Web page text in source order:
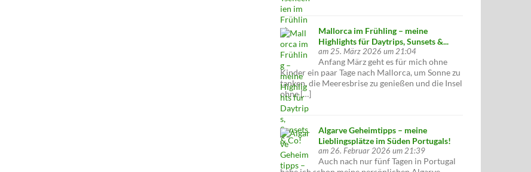
Mallorca im Frühling – meine
Highlights für Daytrips, Sunsets &...
am 25. März 2026 um 21:04
Anfang März geht es für mich ohne
Kinder ein paar Tage nach Mallorca, um Sonne zu
tanken, die Meeresbrise zu genießen und die Insel
ohne […]
Algarve Geheimtipps – meine
Lieblingsplätze im Süden Portugals!
am 26. Februar 2026 um 21:39
Auch nach nur fünf Tagen in Portugal